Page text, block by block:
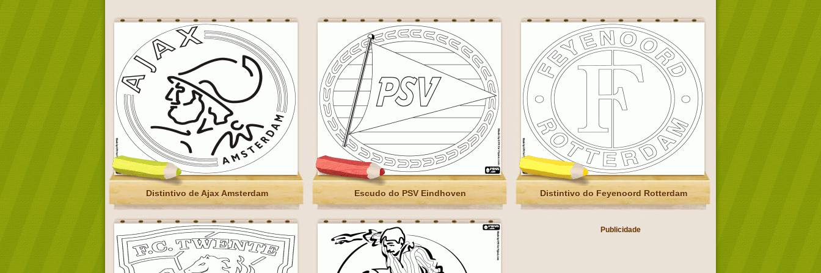
Distintivo de Ajax Amsterdam Escudo do PSV Eindhoven Distintivo do Feyenoord Rotterdam
Publicidade